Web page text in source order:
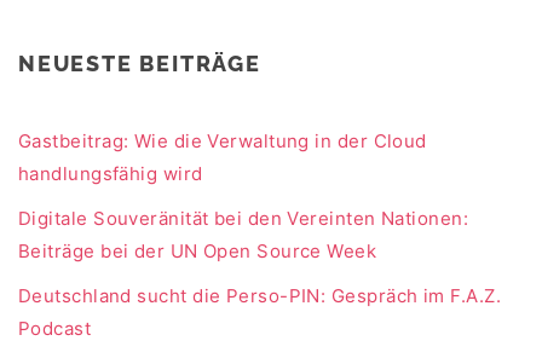
NEUESTE BEITRÄGE
Gastbeitrag: Wie die Verwaltung in der Cloud
handlungsfähig wird
Digitale Souveränität bei den Vereinten Nationen:
Beiträge bei der UN Open Source Week
Deutschland sucht die Perso-PIN: Gespräch im F.A.Z.
Podcast